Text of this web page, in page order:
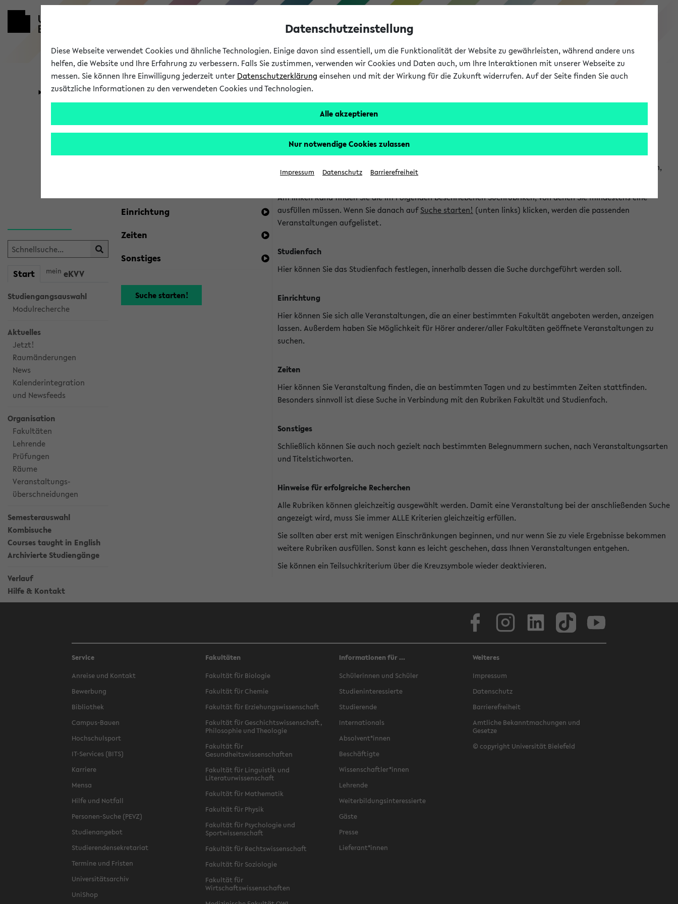
eKVV
Universität Forschung Studium
Start mein eKVV
Studiengangsauswahl
Modulrecherche
Aktuelles
Jetzt!
Raumänderungen
News
Kalenderintegration
und Newsfeeds
Organisation
Fakultäten
Lehrende
Prüfungen
Räume
Veranstaltungs-
überschneidungen
Semesterauswahl
Kombisuche
Courses taught in English
Archivierte Studiengänge
Verlauf
Hilfe & Kontakt
Kombisuche im eKVV
Ihre Suchkriterien:
Einrichtung
Zeiten
Sonstiges
Hinweise zur Kombisuche
Sie können das eKVV nach diversen Kriterien durchsuchen und so gezielt die Veranstaltungen heraussuchen,
die für Sie interessant sind.
Am linken Rand finden Sie die im Folgenden beschriebenen Suchrubriken, von denen Sie mindestens eine
ausfüllen müssen. Wenn Sie danach aufSuche starten! (unten links) klicken, werden die passenden
Veranstaltungen aufgelistet.
Studienfach
Hier können Sie das Studienfach festlegen, innerhalb dessen die Suche durchgeführt werden soll.
Einrichtung
Hier können Sie sich alle Veranstaltungen, die an einer bestimmten Fakultät angeboten werden, anzeigen
lassen. Außerdem haben Sie Möglichkeit für Hörer anderer/aller Fakultäten geöffnete Veranstaltungen zu
suchen.
Zeiten
Hier können Sie Veranstaltung finden, die an bestimmten Tagen und zu bestimmten Zeiten stattfinden.
Besonders sinnvoll ist diese Suche in Verbindung mit den Rubriken Fakultät und Studienfach.
Sonstiges
Schließlich können Sie auch noch gezielt nach bestimmten Belegnummern suchen, nach Veranstaltungsarten
und Titelstichworten.
Hinweise für erfolgreiche Recherchen
Alle Rubriken können gleichzeitig ausgewählt werden. Damit eine Veranstaltung bei der anschließenden Suche
angezeigt wird, muss Sie immer ALLE Kriterien gleichzeitig erfüllen.
Sie sollten aber erst mit wenigen Einschränkungen beginnen, und nur wenn Sie zu viele Ergebnisse bekommen
weitere Rubriken ausfüllen. Sonst kann es leicht geschehen, dass Ihnen Veranstaltungen entgehen.
Sie können ein Teilsuchkriterium über die Kreuzsymbole wieder deaktivieren.
Service
Anreise und Kontakt
Bewerbung
Bibliothek
Campus-Bauen
Hochschulsport
IT-Services (BITS)
Karriere
Mensa
Hilfe und Notfall
Personen-Suche (PEVZ)
Studienangebot
Studierendensekretariat
Termine und Fristen
Universitätsarchiv
UniShop
Fakultäten
Fakultät für Biologie
Fakultät für Chemie
Fakultät für Erziehungswissenschaft
Fakultät für Geschichtswissenschaft,
Philosophie und Theologie
Fakultät für
Gesundheitswissenschaften
Fakultät für Linguistik und
Literaturwissenschaft
Fakultät für Mathematik
Fakultät für Physik
Fakultät für Psychologie und
Sportwissenschaft
Fakultät für Rechtswissenschaft
Fakultät für Soziologie
Fakultät für
Wirtschaftswissenschaften
Informationen für ...
Schülerinnen und Schüler
Studieninteressierte
Studierende
Internationals
Absolvent*innen
Beschäftigte
Wissenschaftler*innen
Lehrende
Weiterbildungsinteressierte
Gäste
Presse
Lieferant*innen
Weiteres
Impressum
Datenschutz
Barrierefreiheit
Amtliche Bekanntmachungen und
Gesetze
© copyright Universität Bielefeld
Datenschutzeinstellung
Diese Webseite verwendet Cookies und ähnliche Technologien. Einige davon sind essentiell, um die Funktionalität der Website zu gewährleisten, während andere uns
helfen, die Website und Ihre Erfahrung zu verbessern. Falls Sie zustimmen, verwenden wir Cookies und Daten auch, um Ihre Interaktionen mit unserer Webseite zu
messen. Sie können Ihre Einwilligung jederzeit unter Datenschutzerklärung einsehen und mit der Wirkung für die Zukunft widerrufen. Auf der Seite finden Sie auch
zusätzliche Informationen zu den verwendeten Cookies und Technologien.
Alle akzeptieren
Nur notwendige Cookies zulassen
Impressum Datenschutz Barrierefreiheit